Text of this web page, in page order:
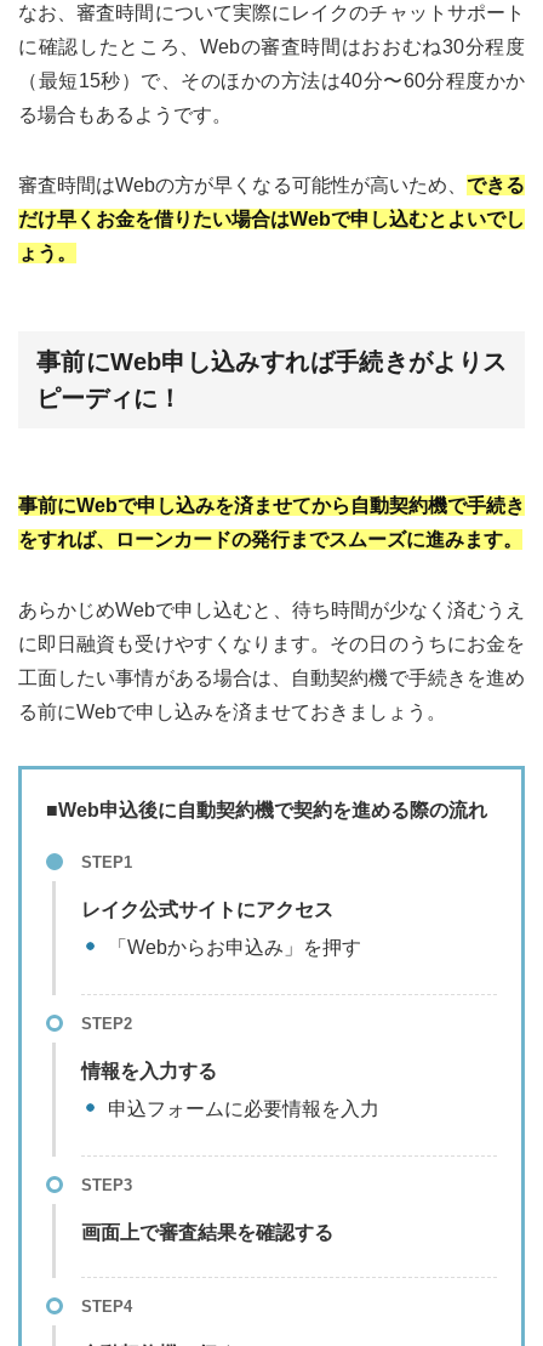
なお、審査時間について実際にレイクのチャットサポート
に確認したところ、Webの審査時間はおおむね30分程度
（最短15秒）で、そのほかの方法は40分〜60分程度かか
る場合もあるようです。
審査時間はWebの方が早くなる可能性が高いため、 できる
だけ早くお金を借りたい場合はWebで申し込むとよいでし
ょう。
事前にWeb申し込みすれば手続きがよりス
ピーディに！
事前にWebで申し込みを済ませてから自動契約機で手続き
をすれば、ローンカードの発行までスムーズに進みます。
あらかじめWebで申し込むと、待ち時間が少なく済むうえ
に即日融資も受けやすくなります。その日のうちにお金を
工面したい事情がある場合は、自動契約機で手続きを進め
る前にWebで申し込みを済ませておきましょう。
■Web申込後に自動契約機で契約を進める際の流れ
STEP1
レイク公式サイトにアクセス
「Webからお申込み」を押す
STEP2
情報を入力する
申込フォームに必要情報を入力
STEP3
画面上で審査結果を確認する
STEP4